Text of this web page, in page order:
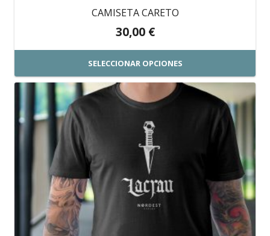
CAMISETA CARETO
30,00 €
SELECCIONAR OPCIONES
Este
producto
tiene
múltiples
variantes.
Las
opciones
se